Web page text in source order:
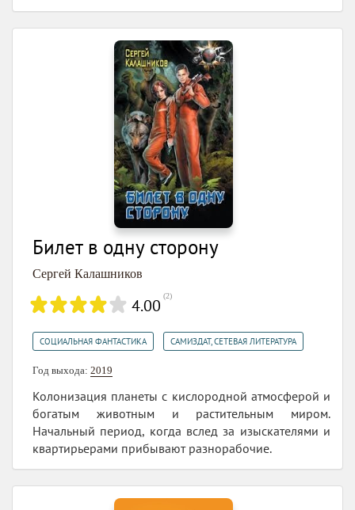
Билет в одну сторону
Сергей Калашников
4.00 (2)
СОЦИАЛЬНАЯ ФАНТАСТИКА САМИЗДАТ, СЕТЕВАЯ ЛИТЕРАТУРА
Год выхода: 2019
Колонизация планеты с кислородной атмосферой и
богатым животным и растительным миром.
Начальный период, когда вслед за изыскателями и
квартирьерами прибывают разнорабочие.